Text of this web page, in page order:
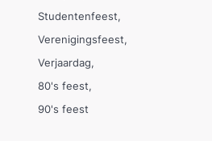
Studentenfeest
Verenigingsfeest
Verjaardag
80's feest
90's feest